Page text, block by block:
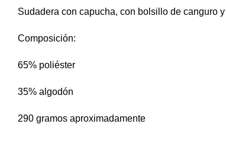
Sudadera con capucha, con bolsillo de canguro
Composición:
65% poliéster
35% algodón
290 gramos aproximadamente